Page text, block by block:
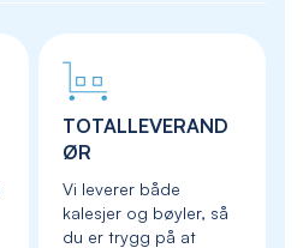
TOTALLEVERAND
ØR
Vi leverer både
kalesjer og bøyler, så
du er trygg på at